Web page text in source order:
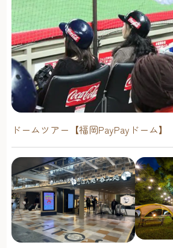
ドームツアー【福岡PayPayドーム】